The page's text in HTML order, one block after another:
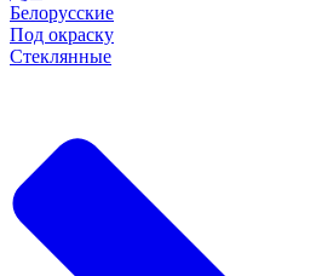
Белорусские
Под окраску
Стеклянные